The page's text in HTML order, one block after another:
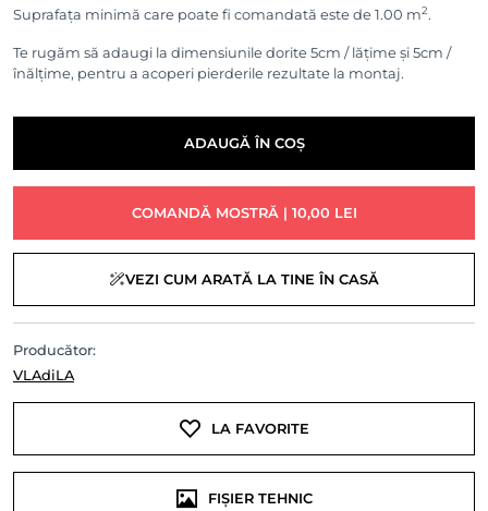
Suprafața minimă care poate fi comandată este de 1.00 m2.
Te rugăm să adaugi la dimensiunile dorite 5cm / lățime și 5cm /
înălțime, pentru a acoperi pierderile rezultate la montaj.
ADAUGĂ ÎN COȘ
COMANDĂ MOSTRĂ | 10,00 LEI
VEZI CUM ARATĂ LA TINE ÎN CASĂ
Producător:
VLAdiLA
LA FAVORITE
FIȘIER TEHNIC